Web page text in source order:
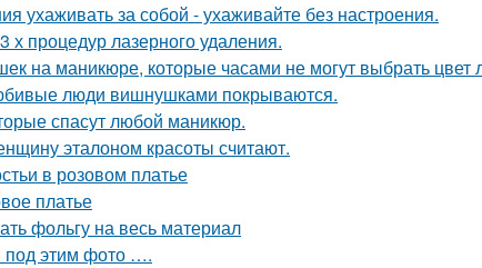
ухаживать за собой - ухаживайте без настроения.
процедур лазерного удаления.
на маникюре, которые часами не могут выбрать цвет
люди вишнушками покрываются.
спасут любой маникюр.
эталоном красоты считают.
в розовом платье
платье
фольгу на весь материал
под этим фото ….